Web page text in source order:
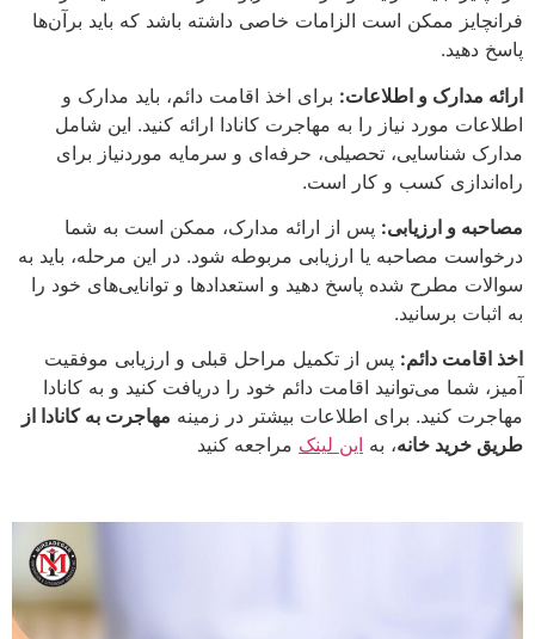
فرانچایز ممکن است الزامات خاصی داشته باشد که باید برآن‌ها
پاسخ دهید.
ارائه مدارک و اطلاعات: برای اخذ اقامت دائم، باید مدارک و
اطلاعات مورد نیاز را به مهاجرت کانادا ارائه کنید. این شامل
مدارک شناسایی، تحصیلی، حرفه‌ای و سرمایه موردنیاز برای
راه‌اندازی کسب و کار است.
مصاحبه و ارزیابی: پس از ارائه مدارک، ممکن است به شما
درخواست مصاحبه یا ارزیابی مربوطه شود. در این مرحله، باید به
سوالات مطرح شده پاسخ دهید و استعدادها و توانایی‌های خود را
به اثبات برسانید.
اخذ اقامت دائم: پس از تکمیل مراحل قبلی و ارزیابی موفقیت
آمیز، شما می‌توانید اقامت دائم خود را دریافت کنید و به کانادا
مهاجرت کنید. برای اطلاعات بیشتر در زمینه مهاجرت به کانادا از
طریق خرید خانه، به این لینک مراجعه کنید